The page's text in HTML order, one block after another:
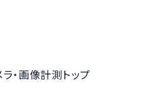
・画像計測トップ